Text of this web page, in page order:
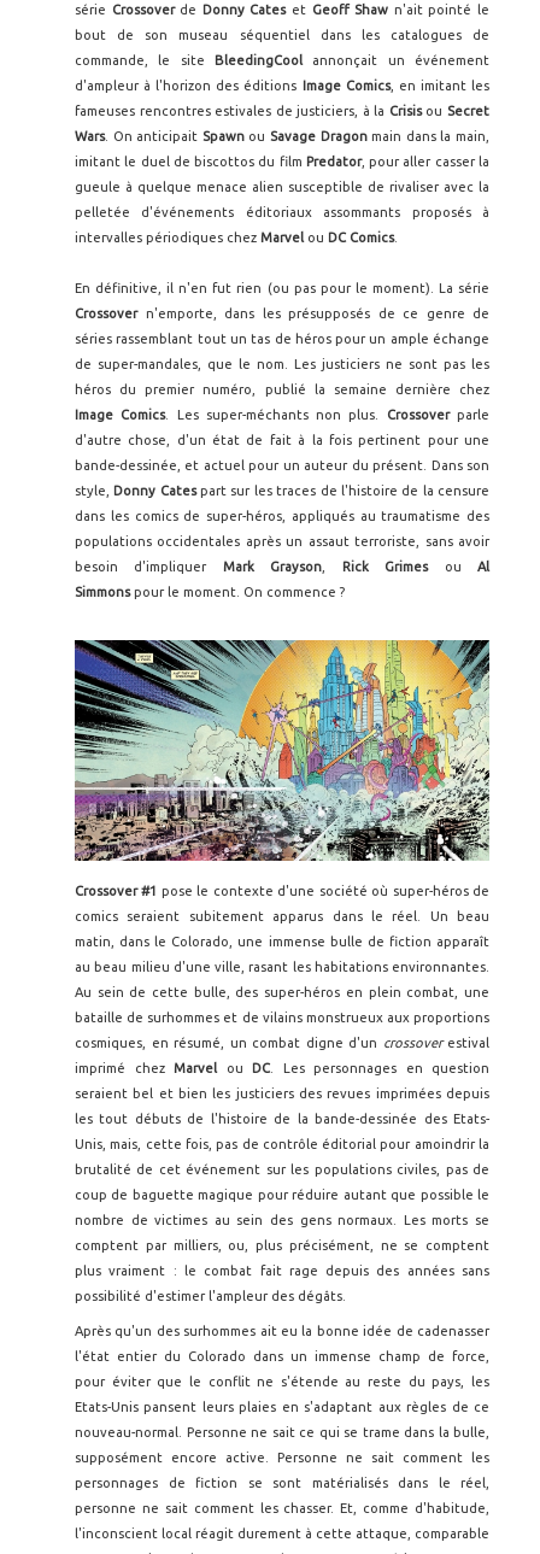
série Crossoverde Donny Cateset Geoff Shaw n'ait pointé le
bout de son museau séquentiel dans les catalogues de
commande, le site BleedingCool annonçait un événement
d'ampleur à l'horizon des éditions Image Comics, en imitant les
fameuses rencontres estivales de justiciers, à la Crisisou Secret
Wars. On anticipait Spawnou Savage Dragonmain dans la main,
imitant le duel de biscottos du film Predator, pour aller casser la
gueule à quelque menace alien susceptible de rivaliser avec la
pelletée d'événements éditoriaux assommants proposés à
intervalles périodiques chez Marvel ou DC Comics.
En définitive, il n'en fut rien (ou pas pour le moment). La série
Crossovern'emporte, dans les présupposés de ce genre de
séries rassemblant tout un tas de héros pour un ample échange
de super-mandales, que le nom. Les justiciers ne sont pas les
héros du premier numéro, publié la semaine dernière chez
Image Comics. Les super-méchants non plus. Crossoverparle
d'autre chose, d'un état de fait à la fois pertinent pour une
bande-dessinée, et actuel pour un auteur du présent. Dans son
style, Donny Catespart sur les traces de l'histoire de la censure
dans les comics de super-héros, appliqués au traumatisme des
populations occidentales après un assaut terroriste, sans avoir
besoin d'impliquer Mark Grayson Rick GrimesouAl
Simmonspour le moment. On commence ?
Crossover #1 pose le contexte d'une société où super-héros de
comics seraient subitement apparus dans le réel. Un beau
matin, dans le Colorado, une immense bulle de fiction apparaît
au beau milieu d'une ville, rasant les habitations environnantes.
Au sein de cette bulle, des super-héros en plein combat, une
bataille de surhommes et de vilains monstrueux aux proportions
cosmiques, en résumé, un combat digne d'un crossoverestival
imprimé chez Marvel ou DC . Les personnages en question
seraient bel et bien les justiciers des revues imprimées depuis
les tout débuts de l'histoire de la bande-dessinée des Etats-
Unis, mais, cette fois, pas de contrôle éditorial pour amoindrir la
brutalité de cet événement sur les populations civiles, pas de
coup de baguette magique pour réduire autant que possible le
nombre de victimes au sein des gens normaux. Les morts se
comptent par milliers, ou, plus précisément, ne se comptent
plus vraiment : le combat fait rage depuis des années sans
possibilité d'estimer l'ampleur des dégâts.
Après qu'un des surhommes ait eu la bonne idée de cadenasser
l'état entier du Colorado dans un immense champ de force,
pour éviter que le conflit ne s'étende au reste du pays, les
Etats-Unis pansent leurs plaies en s'adaptant aux règles de ce
nouveau-normal. Personne ne sait ce qui se trame dans la bulle,
supposément encore active. Personne ne sait comment les
personnages de fiction se sont matérialisés dans le réel,
personne ne sait comment les chasser. Et, comme d'habitude,
l'inconscient local réagit durement à cette attaque, comparable